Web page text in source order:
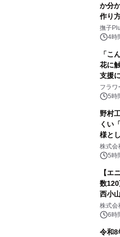
か分
作り
撫子
4時
「こ
花に
支援
フラワ
5時
野村
くい
様と
こだ
株式会
5時
【エ
数
西小
株式会
6時
令和8